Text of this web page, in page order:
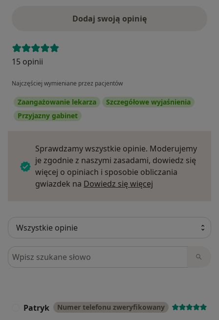
Dodaj swoją opinię
15 opinii
Najczęściej wymieniane przez pacjentów
Zaangażowanie lekarza
Szczegółowe wyjaśnienia
Przyjazny gabinet
Sprawdzamy wszystkie opinie. Moderujemy
je zgodnie z naszymi zasadami, dowiedz się
więcej o opiniach i sposobie obliczania
gwiazdek na Dowiedz się więcej
Szukaj w opiniach
Patryk Numer telefonu zweryfikowany